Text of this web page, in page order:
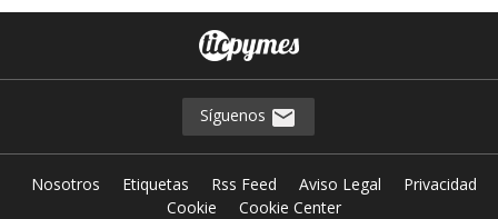
Síguenos
Nosotros Etiquetas Rss Feed Aviso Legal
Privacidad
Cookie
Cookie Center